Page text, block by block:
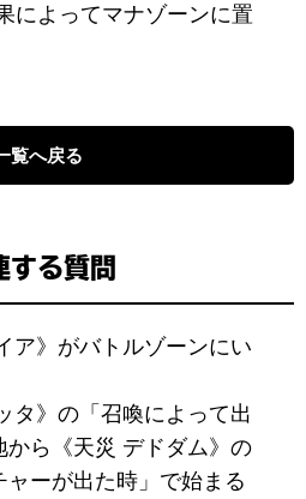
によってマナゾーンに置
覧へ戻る
する質問
ア》がバトルゾーンにい
タ》の「召喚によって出
から《天災 デドダム》の
ーが出た時」で始まる